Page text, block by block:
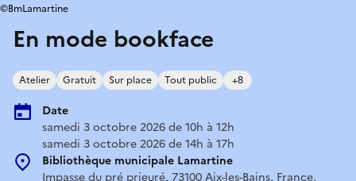
En mode bookface
Atelier Gratuit Sur place Tout public +8
Date
samedi 3 octobre 2026 de 10h à 12h
samedi 3 octobre 2026 de 14h à 17h
Bibliothèque municipale Lamartine
Impasse du pré prieuré, 73100 Aix-les-Bains, France,
©BmLamartine